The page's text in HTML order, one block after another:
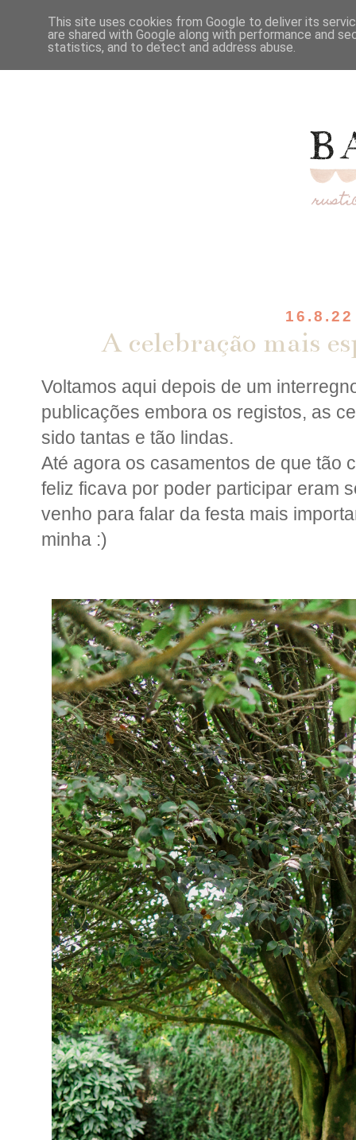
16.8.22
A celebração mais
Voltamos aqui depois de um
publicações embora os registos, as
sido tantas e tão lindas.
Até agora os casamentos de que tão
feliz ficava por poder participar eram
venho para falar da festa mais
minha :)
This site uses cookies from Google to deliver its
are shared with Google along with performance and
statistics, and to detect and address abuse.